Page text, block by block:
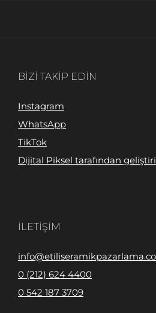
BIZI TAKIP EDIN
Instagram
WhatsApp
TikTok
Dijital Piksel tarafından
İLETIŞIM
0 (212) 624 4400
0 542 187 3709